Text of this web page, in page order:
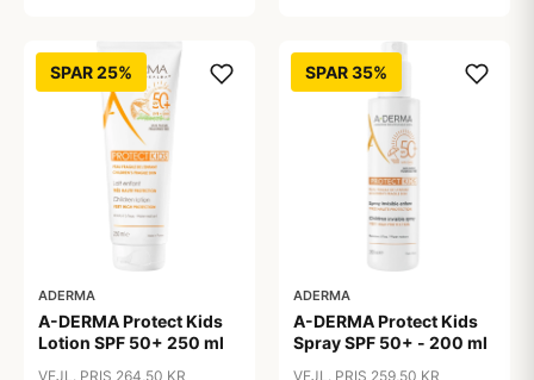
SPAR 25%
ADERMA
A-DERMA Protect Kids
Lotion SPF 50+ 250 ml
VEJL. PRIS 264,50 KR
SPAR 35%
ADERMA
A-DERMA Protect Kids
Spray SPF 50+ - 200 ml
VEJL. PRIS 259,50 KR